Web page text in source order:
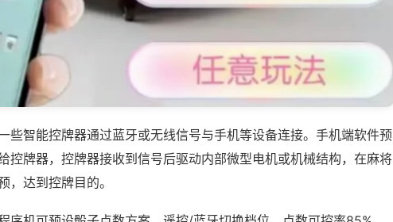
些智能控牌器通过蓝牙或无线信号与手机等设备连接。手机端软件预
控牌器，控牌器接收到信号后驱动内部微型电机或机械结构，在麻将
，达到控牌目的。